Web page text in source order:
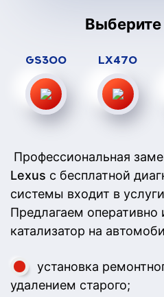
GS300 LX470
Профессиональная
Lexus с бесплатной
системы входит в
Предлагаем оперативно
катализатор на
установка
удалением старого;